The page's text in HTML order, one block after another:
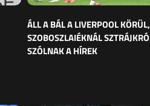
ÁLL A BÁL A LIVERPOOL KÖRÜL,
SZOBOSZLAIÉKNÁL
SZÓLNAK A HÍREK